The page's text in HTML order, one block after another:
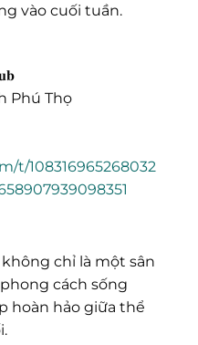
vào cuối tuần.
Phú Thọ
t/108316965268032
chỉ là một sân
cách sống
hoàn hảo giữa thể